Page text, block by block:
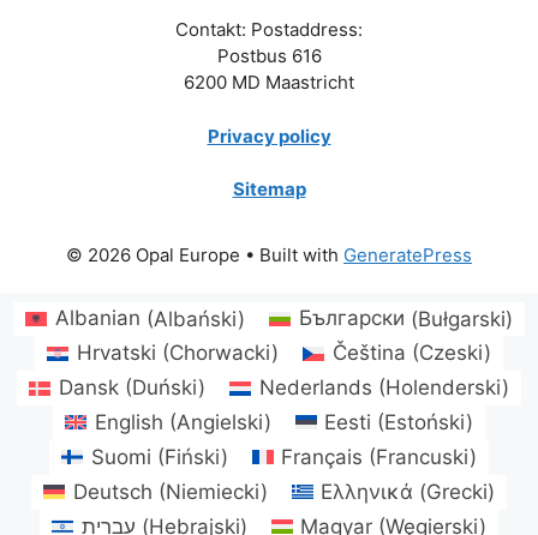
Contakt: Postaddress:
Postbus 616
6200 MD Maastricht
Privacy policy
Sitemap
© 2026 Opal Europe • Built with GeneratePress
Albanian (Albański) Български (Bułgarski)
Hrvatski (Chorwacki) Čeština (Czeski)
Dansk (Duński) Nederlands (Holenderski)
English (Angielski) Eesti (Estoński)
Suomi (Fiński) Français (Francuski)
Deutsch (Niemiecki) Ελληνικά (Grecki)
עברית (Hebrajski) Magyar (Węgierski)